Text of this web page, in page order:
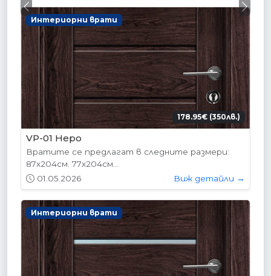
Интериорни врати
178.95€ (350лв.)
VP-01 Hepo
Вратите се предлагат в следните размери:
87х204см. 77х204см...
01.05.2026
Виж детайли →
Интериорни врати
Previous Next